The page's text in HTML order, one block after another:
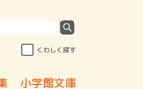
くわしく探す
小学館文庫